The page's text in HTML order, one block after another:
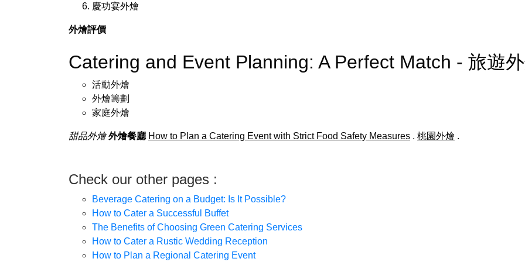
慶功宴外燴
外燴評價
Catering and Event Planning: A Perfect Match - 旅遊
活動外燴
外燴籌劃
家庭外燴
甜品外燴 外燴餐廳 How to Plan a Catering Event with Strict Food Safety Measures . 桃園外燴 .
Check our other pages :
Beverage Catering on a Budget: Is It Possible?
How to Cater a Successful Buffet
The Benefits of Choosing Green Catering Services
How to Cater a Rustic Wedding Reception
How to Plan a Regional Catering Event